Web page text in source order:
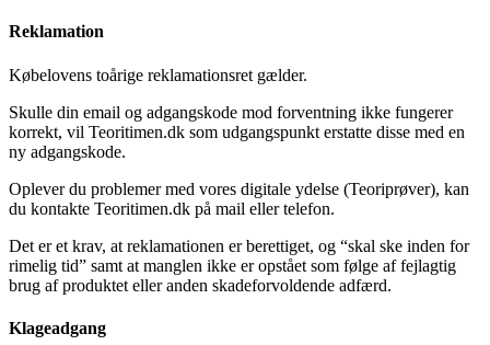
Reklamation
Købelovens toårige reklamationsret gælder.
Skulle din email og adgangskode mod forventning ikke fungerer
korrekt, vil Teoritimen.dk som udgangspunkt erstatte disse med en
ny adgangskode.
Oplever du problemer med vores digitale ydelse (Teoriprøver), kan
du kontakte Teoritimen.dk på mail eller telefon.
Det er et krav, at reklamationen er berettiget, og “skal ske inden for
rimelig tid” samt at manglen ikke er opstået som følge af fejlagtig
brug af produktet eller anden skadeforvoldende adfærd.
Klageadgang